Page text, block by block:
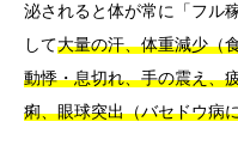
泌されると体が常に「フル
して大量の汗、体重減少（
動悸・息切れ、手の震え、
痢、眼球突出（バセドウ病